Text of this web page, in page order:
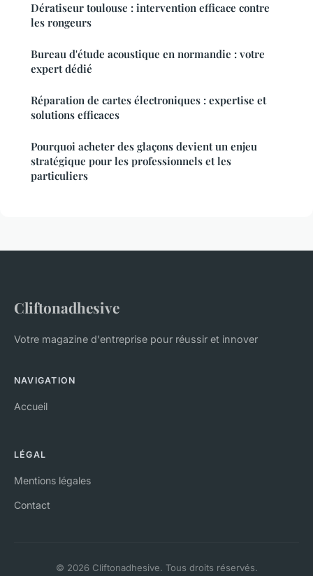
Dératiseur toulouse : intervention efficace contre
les rongeurs
Bureau d'étude acoustique en normandie : votre
expert dédié
Réparation de cartes électroniques : expertise et
solutions efficaces
Pourquoi acheter des glaçons devient un enjeu
stratégique pour les professionnels et les
particuliers
Cliftonadhesive
Votre magazine d'entreprise pour réussir et innover
NAVIGATION
Accueil
LÉGAL
Mentions légales
Contact
© 2026 Cliftonadhesive. Tous droits réservés.